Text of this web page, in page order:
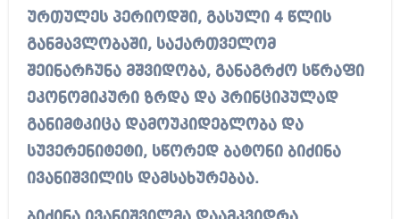
ურთულეს პერიოდში, გასული 4 წლის
განმავლობაში, საქართველომ
შეინარჩუნა მშვიდობა, განაგრძო სწრაფი
ეკონომიკური ზრდა და პრინციპულად
განიმტკიცა დამოუკიდებლობა და
სუვერენიტეტი, სწორედ ბატონი ბიძინა
ივანიშვილის დამსახურებაა.